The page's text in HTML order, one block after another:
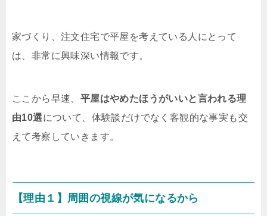
家づくり、注文住宅で平屋を考えている人にとって
は、非常に興味深い情報です。
ここから早速、 平屋はやめたほうがいいと言われる理
由10選について、体験談だけでなく客観的な事実も交
えて考察していきます。
【理由１】周囲の視線が気になるから